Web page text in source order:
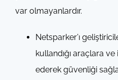
var olmayanlardır.
Netsparker’ı
kullandığı araçlara ve
ederek güvenliği